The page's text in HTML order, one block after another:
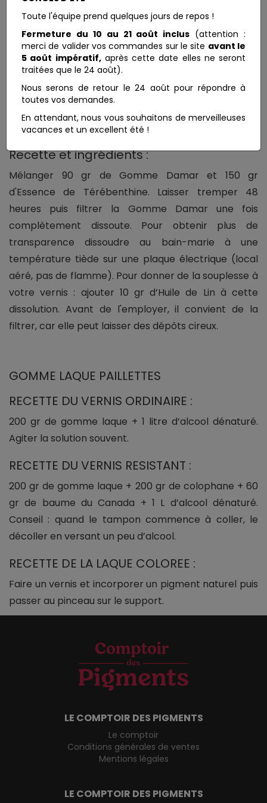
filtrer ensuite
GOMME DAMAR
Conseils d’emploi :
Pour la fabrication de vernis, des médiums et
amélioration des films de peinture.
Recette et ingrédients :
Mélanger 90 gr de Gomme Damar et 150 gr
d'Essence de Térébenthine. Laisser tremper 48
heures puis filtrer la Gomme Damar une fois
complètement dissoute. Pour obtenir plus de
transparence dissoudre au bain-marie à une
température tiède sur une plaque électrique (local
aéré, pas de flamme). Pour donner de la souplesse à
votre vernis : ajouter 10 gr d’Huile de Lin à cette
dissolution. Avant de l'employer, il convient de la
filtrer, car elle peut laisser des dépôts cireux.
GOMME LAQUE PAILLETTES
RECETTE DU VERNIS ORDINAIRE :
200 gr de gomme laque + 1 litre d’alcool dénaturé.
Agiter la solution souvent.
RECETTE DU VERNIS RESISTANT :
200 gr de gomme laque + 200 gr de colophane + 60
gr de baume du Canada + 1 L d’alcool dénaturé.
Conseil : quand le tampon commence à coller, le
décoller en versant un peu d’alcool.
RECETTE DE LA LAQUE COLOREE :
Faire un vernis et incorporer un pigment naturel puis
passer au pinceau sur le support.
LE COMPTOIR DES PIGMENTS
Le comptoir
Conditions générales de ventes
Mentions légales
LE COMPTOIR DES PIGMENTS
Toute l'équipe prend quelques jours de repos !
Fermeture du 10 au 21 août inclus (attention :
merci de valider vos commandes sur le site avant le
5 août impératif,après cette date elles ne seront
traitées que le 24 août).
Nous serons de retour le 24 août pour répondre à
toutes vos demandes.
En attendant, nous vous souhaitons de merveilleuses
vacances et un excellent été !